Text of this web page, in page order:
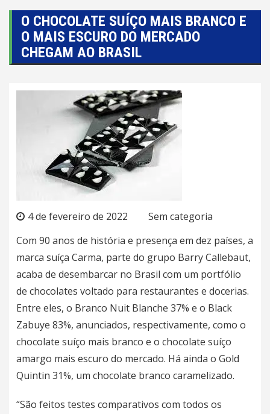
O CHOCOLATE SUÍÇO MAIS BRANCO E
O MAIS ESCURO DO MERCADO
CHEGAM AO BRASIL
4 de fevereiro de 2022
Sem categoria
Com 90 anos de história e presença em dez países, a
marca suíça Carma, parte do grupo Barry Callebaut,
acaba de desembarcar no Brasil com um portfólio
de chocolates voltado para restaurantes e docerias.
Entre eles, o Branco Nuit Blanche 37% e o Black
Zabuye 83%, anunciados, respectivamente, como o
chocolate suíço mais branco e o chocolate suíço
amargo mais escuro do mercado. Há ainda o Gold
Quintin 31%, um chocolate branco caramelizado.
“São feitos testes comparativos com todos os